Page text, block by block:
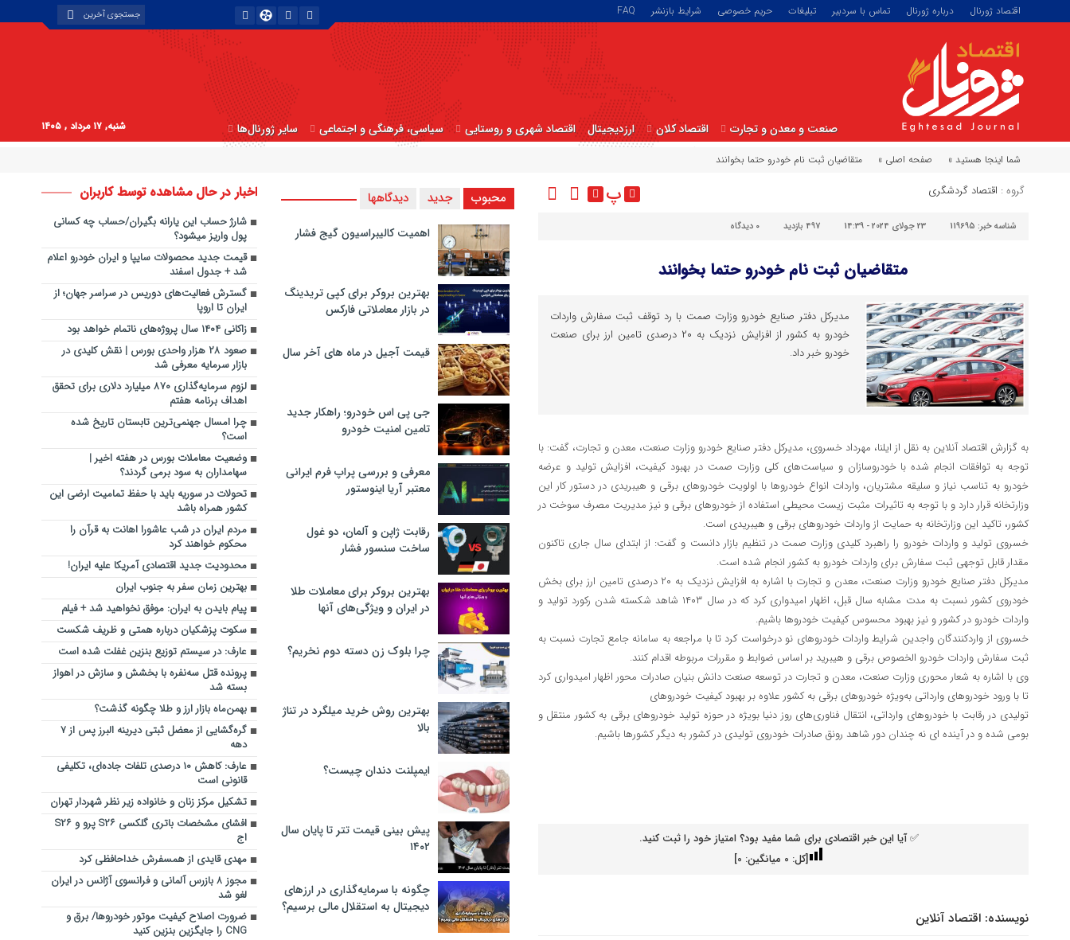
اقتصاد ژورنال درباره ژورنال تماس با سردبیر تبلیغات حریم خصوصی شرایط بازنشر FAQ
صنعت و معدن و تجارت اقتصاد کلان ارزدیجیتال اقتصاد شهری و روستایی سیاسی، فرهنگی و اجتماعی سایر ژورنال‌ها شنبه, ۱۷ مرداد , ۱۴۰۵
شما اینجا هستید » صفحه اصلی » متقاضیان ثبت نام خودرو حتما بخوانند
گروه : اقتصاد گردشگری پ
شناسه خبر: 119695 23 جولای 2024 - 14:39 497 بازدید ۰ دیدگاه
متقاضیان ثبت نام خودرو حتما بخوانند
مدیرکل دفتر صنایع خودرو وزارت صمت با رد توقف ثبت سفارش واردات
خودرو به کشور از افزایش نزدیک به ۲۰ درصدی تامین ارز برای صنعت
خودرو خبر داد.
به گزارش اقتصاد آنلاین به نقل از ایلنا، مهرداد خسروی، مدیرکل دفتر صنایع خودرو وزارت صنعت، معدن و تجارت، گفت: با
توجه به توافقات انجام شده با خودروسازان و سیاست‌های کلی وزارت صمت در بهبود کیفیت، افزایش تولید و عرضه
خودرو به تناسب نیاز و سلیقه مشتریان، واردات انواع خودروها با اولویت خودروهای برقی و هیبریدی در دستور کار این
وزارتخانه قرار دارد و با توجه به تاثیرات مثبت زیست محیطی استفاده از خودروهای برقی و نیز مدیریت مصرف سوخت در
کشور، تاکید این وزارتخانه به حمایت از واردات خودروهای برقی و هیبریدی است.
خسروی تولید و واردات خودرو را راهبرد کلیدی وزارت صمت در تنظیم بازار دانست و گفت: از ابتدای سال جاری تاکنون
مقدار قابل توجهی ثبت سفارش برای واردات خودرو به کشور انجام شده است.
مدیرکل دفتر صنایع خودرو وزارت صنعت، معدن و تجارت با اشاره به افزایش نزدیک به ۲۰ درصدی تامین ارز برای بخش
خودروی کشور نسبت به مدت مشابه سال قبل، اظهار امیدواری کرد که در سال ۱۴۰۳ شاهد شکسته شدن رکورد تولید و
واردات خودرو در کشور و نیز بهبود محسوس کیفیت خودروها باشیم.
خسروی از واردکنندگان واجدین شرایط واردات خودروهای نو درخواست کرد تا با مراجعه به سامانه جامع تجارت نسبت به
ثبت سفارش واردات خودرو الخصوص برقی و هیبرید بر اساس ضوابط و مقررات مربوطه اقدام کنند.
وی با اشاره به شعار محوری وزارت صنعت، معدن و تجارت در توسعه صنعت دانش بنیان صادرات محور اظهار امیدواری کرد
تا با ورود خودروهای وارداتی به‌ویژه خودروهای برقی به کشور علاوه بر بهبود کیفیت خودروهای
تولیدی در رقابت با خودروهای وارداتی، انتقال فناوری‌های روز دنیا بویژه در حوزه تولید خودروهای برقی به کشور منتقل و
بومی شده و در آینده ای نه چندان دور شاهد رونق صادرات خودروی تولیدی در کشور به دیگر کشورها باشیم.
✅ آیا این خبر اقتصادی برای شما مفید بود؟ امتیاز خود را ثبت کنید.
[کل: 0 میانگین: 0
]
نویسنده: اقتصاد آنلاین
محبوب جدید دیدگاهها
اهمیت کالیبراسیون گیج فشار
بهترین بروکر برای کپی‌ تریدینگ
در بازار معاملاتی فارکس
قیمت آجیل در ماه های آخر سال
جی پی اس خودرو؛ راهکار جدید
تامین امنیت خودرو
معرفی و بررسی پراپ فرم ایرانی
معتبر آریا اینوستور
رقابت ژاپن و آلمان، دو غول
ساخت سنسور فشار
بهترین بروکر برای معاملات طلا
در ایران و ویژگی‌های آنها
چرا بلوک زن دسته دوم نخریم؟
بهترین روش خرید میلگرد در تناژ
بالا
ایمپلنت دندان چیست؟
پیش بینی قیمت تتر تا پایان سال
۱۴۰۲
چگونه با سرمایه‌گذاری در ارزهای
دیجیتال به استقلال مالی برسیم؟
اخبار در حال مشاهده توسط کاربران
شارژ حساب این یارانه بگیران/حساب چه کسانی
پول واریز میشود؟
قیمت جدید محصولات سایپا و ایران خودرو اعلام
شد + جدول اسفند
گسترش فعالیت‌های دوریس در سراسر جهان؛ از
ایران تا اروپا
زاکانی ١۴٠۴ سال پروژه‌های ناتمام خواهد بود
صعود ۲۸ هزار واحدی بورس | نقش کلیدی در
بازار سرمایه معرفی شد
لزوم سرمایه‌گذاری ۸۷۰ میلیارد دلاری برای تحقق
اهداف برنامه هفتم
چرا امسال جهنمی‌ترین تابستان تاریخ شده
است؟
وضعیت معاملات بورس در هفته اخیر |
سهامداران به سود برمی گردند؟
تحولات در سوریه باید با حفظ تمامیت ارضی این
کشور همراه باشد
مردم ایران در شب عاشورا اهانت به قرآن را
محکوم خواهند کرد
محدودیت جدید اقتصادی آمریکا علیه ایران!
بهترین زمان سفر به جنوب ایران
پیام بایدن به ایران: موفق نخواهید شد + فیلم
سکوت پزشکیان درباره همتی و ظریف شکست
عارف: در سیستم توزیع بنزین غفلت شده است
پرونده قتل سه‌نفره با بخشش و سازش در اهواز
بسته شد
بهمن‌ماه بازار ارز و طلا چگونه گذشت؟
گره‌گشایی از معضل ثبتی دیرینه البرز پس از ۷
دهه
عارف: کاهش ۱۰ درصدی تلفات جاده‌ای، تکلیفی
قانونی است
تشکیل مرکز زنان و خانواده زیر نظر شهردار تهران
افشای مشخصات باتری گلکسی S۲۶ پرو و S۲۶
اج
مهدی قایدی از همسفرش خداحافظی کرد
مجوز ۸ بازرس آلمانی و فرانسوی آژانس در ایران
لغو شد
ضرورت اصلاح کیفیت موتور خودروها/ برق و
CNG را جایگزین بنزین کنید